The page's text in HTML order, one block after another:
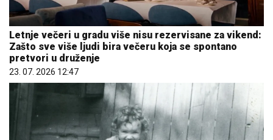
Letnje večeri u gradu više nisu rezervisane za vikend:
Zašto sve više ljudi bira večeru koja se spontano
pretvori u druženje
23. 07. 2026 12:47